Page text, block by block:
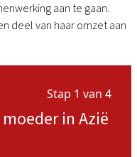
aan te gaan.
deel van haar omzet aan
Stap 1 van 4
in Azië